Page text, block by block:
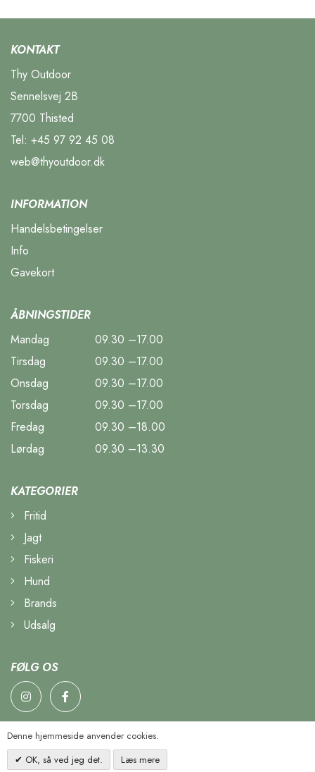
KONTAKT
Thy Outdoor
Sennelsvej 2B
7700 Thisted
Tel: +45 97 92 45 08
web@thyoutdoor.dk
INFORMATION
Handelsbetingelser
Info
Gavekort
ÅBNINGSTIDER
Mandag
09.30 –17.00
Tirsdag
09.30 –17.00
Onsdag
09.30 –17.00
Torsdag
09.30 –17.00
Fredag
09.30 –18.00
Lørdag
09.30 –13.30
KATEGORIER
Fritid
Jagt
Fiskeri
Hund
Brands
Udsalg
FØLG OS
Denne hjemmeside anvender cookies.
OK, så ved jeg det.
Læs mere